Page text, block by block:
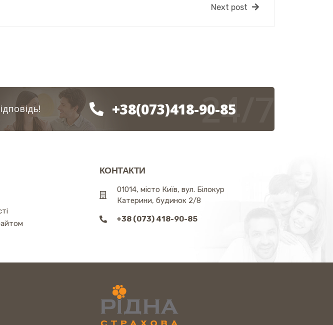
Next post
+38(073)418-90-85
24/7
КОНТАКТИ
01014, місто Київ, вул. Білокур
Катерини, будинок 2/8
+38 (073) 418-90-85